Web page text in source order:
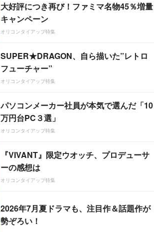
大好評につき再び！ファミマ名物45％増量
キャンペーン
オリコンタイアップ特集
SUPER★DRAGON、自ら描いた”レトロ
フューチャー”
オリコンタイアップ特集
パソコンメーカー社員が本気で選んだ「10
万円台PC３選」
オリコンタイアップ特集
『VIVANT』限定ウオッチ、プロデューサ
ーの感想は
オリコンタイアップ特集
2026年7月夏ドラマも、注目作＆話題作が
勢ぞろい！